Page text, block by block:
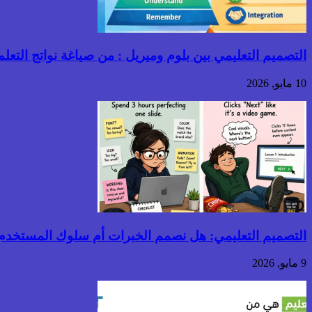
التصميم التعليمي بين بلوم وميريل : من صياغة نواتج
10 مايو, 2026
التصميم التعليمي: هل نصمم الخبرات أم سلوك
9 مايو, 2026